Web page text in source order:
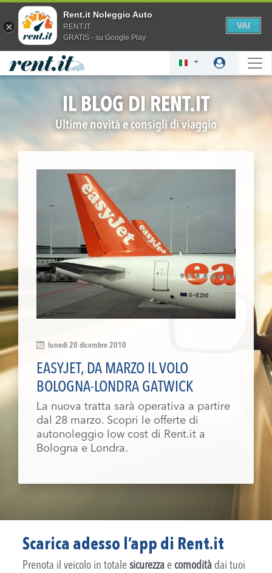
Rent.it Noleggio Auto
RENT.IT
GRATIS - su Google Play
VAI
IL BLOG DI RENT.IT
Ultime novità e consigli di viaggio
lunedì 20 dicembre 2010
EASYJET, DA MARZO IL VOLO
BOLOGNA-LONDRA GATWICK
La nuova tratta sarà operativa a partire
dal 28 marzo. Scopri le offerte di
autonoleggio low cost di Rent.it a
Bologna e Londra.
Scarica adesso l’app di Rent.it
Prenota il veicolo in totalesicurezza e comodità dai tuoi